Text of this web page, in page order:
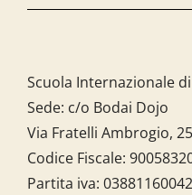
Scuola Internazionale
Sede: c/o Bodai Dojo
Via Fratelli Ambrogio,
Codice Fiscale:
Partita iva: 03881160042